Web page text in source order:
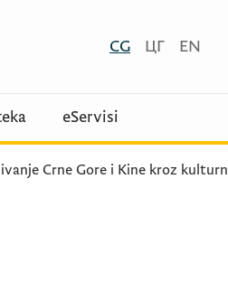
CG ЦГ EN
eServisi
Crne Gore i Kine kroz kulturn